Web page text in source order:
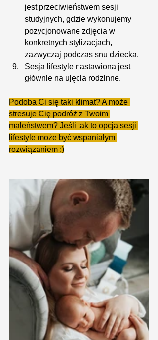
jest przeciwieństwem sesji
studyjnych, gdzie wykonujemy
pozycjonowane zdjęcia w
konkretnych stylizacjach,
zazwyczaj podczas snu dziecka.
Sesja lifestyle nastawiona jest
głównie na ujęcia rodzinne.
Podoba Ci się taki klimat? A może
stresuje Cię podróż z Twoim
maleństwem? Jeśli tak to opcja sesji
lifestyle może być wspaniałym
rozwiązaniem :)